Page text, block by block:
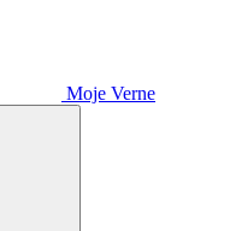
Moje Verne